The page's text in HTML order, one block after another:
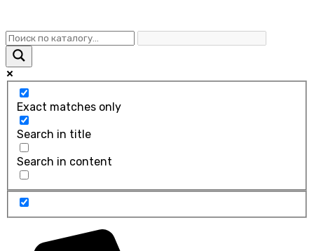
Exact matches only
Search in title
Search in content